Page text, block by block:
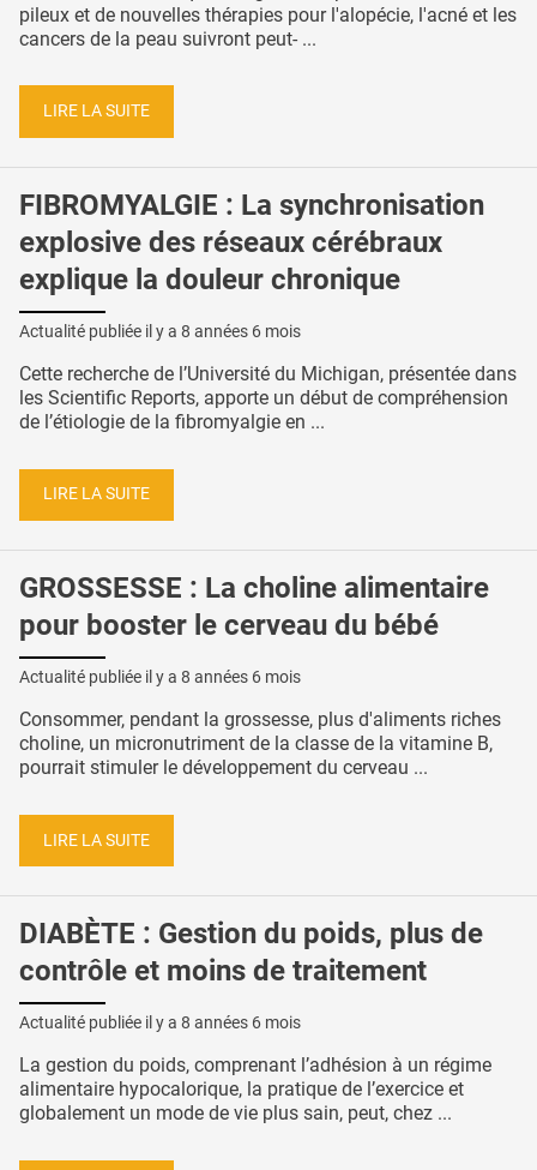
pileux et de nouvelles thérapies pour l'alopécie, l'acné et les
cancers de la peau suivront peut- ...
LIRE LA SUITE
FIBROMYALGIE : La synchronisation
explosive des réseaux cérébraux
explique la douleur chronique
Actualité publiée il y a 8 années 6 mois
Cette recherche de l’Université du Michigan, présentée dans
les Scientific Reports, apporte un début de compréhension
de l’étiologie de la fibromyalgie en ...
LIRE LA SUITE
GROSSESSE : La choline alimentaire
pour booster le cerveau du bébé
Actualité publiée il y a 8 années 6 mois
Consommer, pendant la grossesse, plus d'aliments riches
choline, un micronutriment de la classe de la vitamine B,
pourrait stimuler le développement du cerveau ...
LIRE LA SUITE
DIABÈTE : Gestion du poids, plus de
contrôle et moins de traitement
Actualité publiée il y a 8 années 6 mois
La gestion du poids, comprenant l’adhésion à un régime
alimentaire hypocalorique, la pratique de l’exercice et
globalement un mode de vie plus sain, peut, chez ...